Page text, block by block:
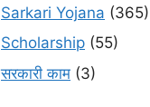
Sarkari Yojana (365)
Scholarship (55)
सरकारी काम (3)